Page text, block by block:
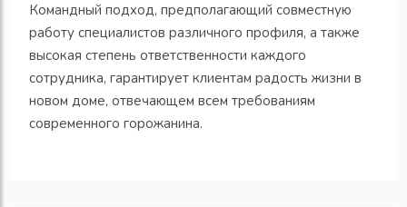
Командный подход, предполагающий совместную
работу специалистов различного профиля, а также
высокая степень ответственности каждого
сотрудника, гарантирует клиентам радость жизни в
новом доме, отвечающем всем требованиям
современного горожанина.